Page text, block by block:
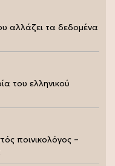
αλλάζει τα δεδομένα
του ελληνικού
ποινικολόγος –